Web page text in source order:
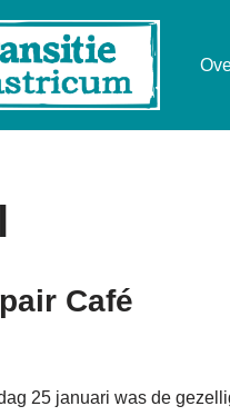
Café
25 januari was de